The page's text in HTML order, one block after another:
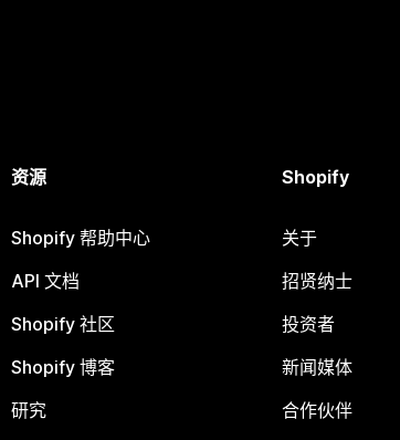
资源
Shopify 帮助中心
API 文档
Shopify 社区
Shopify 博客
研究
Shopify
关于
招贤纳士
投资者
新闻媒体
合作伙伴